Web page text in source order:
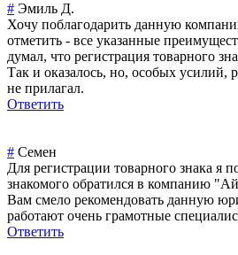
# Эмиль Д.
Хочу поблагодарить данную
отметить - все указанные
думал, что регистрация товарного
Так и оказалось, но, особых усилий,
не прилагал.
Ответить
# Семен
Для регистрации товарного знака я
знакомого обратился в компанию
Вам смело рекомендовать данную
работают очень грамотные
Ответить